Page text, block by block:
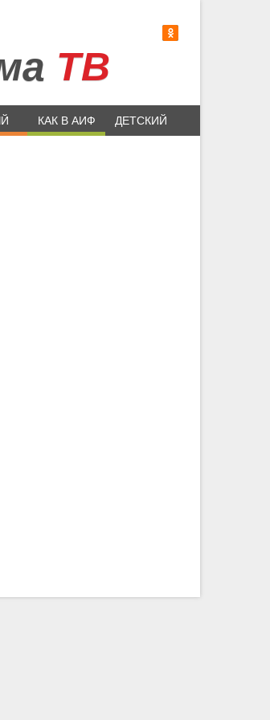
ТВ
КАК В АИФ ДЕТСКИЙ